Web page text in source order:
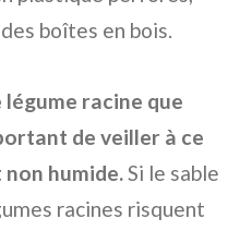
boîtes en bois.
racine que
de veiller à ce
non humide.Si le sable
racines risquent